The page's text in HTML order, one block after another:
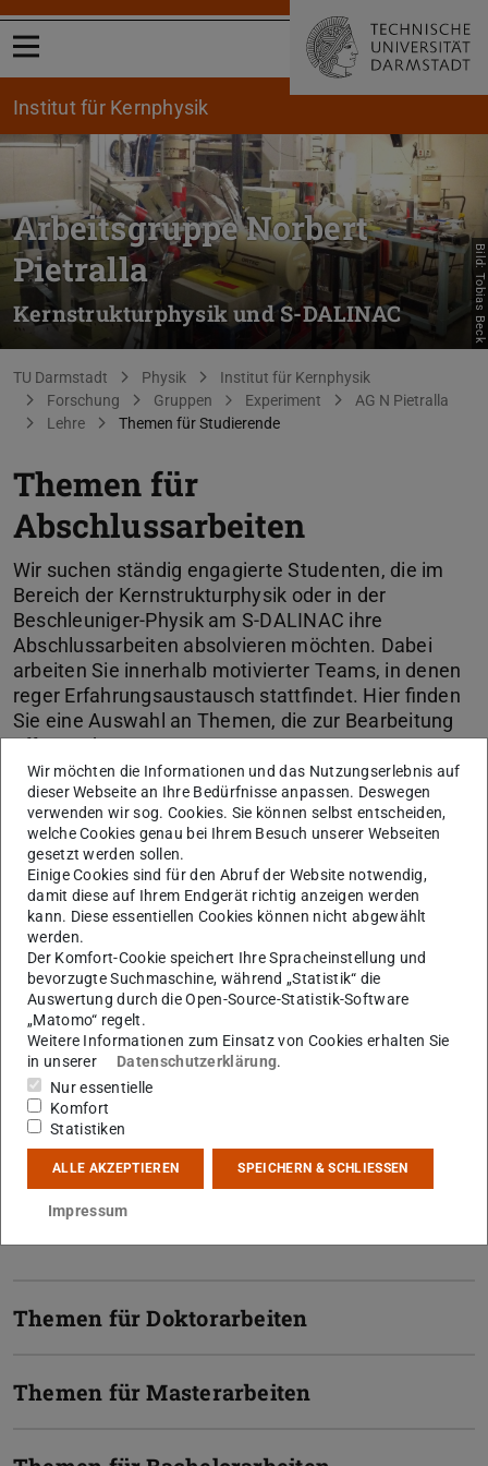
Menü öffnen
Institut für Kernphysik
Arbeitsgruppe Norbert
Pietralla
Kernstrukturphysik und S-DALINAC Bild: Tobias Beck
Sie befinden sich hier:
TU Darmstadt Physik
Institut für Kernphysik
Forschung
Gruppen Experiment
AG N Pietralla
Lehre
Themen für Studierende
Themen für
Abschlussarbeiten
Wir suchen ständig engagierte Studenten, die im
Bereich der Kernstrukturphysik oder in der
Beschleuniger-Physik am S-DALINAC ihre
Abschlussarbeiten absolvieren möchten. Dabei
arbeiten Sie innerhalb motivierter Teams, in denen
reger Erfahrungsaustausch stattfindet. Hier finden
Sie eine Auswahl an Themen, die zur Bearbeitung
offen stehen.
KONTAKT
Nichts für Sie dabei? Kommen Sie gerne persönlich zu
uns und schildern Sie Ihre Interessen. Wir versuchen gerne
mit Ihnen gemeinsam ein Thema zu finden.
Themen für Doktorarbeiten
Themen für Masterarbeiten
Wir möchten die Informationen und das Nutzungserlebnis auf
dieser Webseite an Ihre Bedürfnisse anpassen. Deswegen
verwenden wir sog. Cookies. Sie können selbst entscheiden,
welche Cookies genau bei Ihrem Besuch unserer Webseiten
gesetzt werden sollen.
Einige Cookies sind für den Abruf der Website notwendig,
damit diese auf Ihrem Endgerät richtig anzeigen werden
kann. Diese essentiellen Cookies können nicht abgewählt
werden.
Der Komfort-Cookie speichert Ihre Spracheinstellung und
bevorzugte Suchmaschine, während „Statistik“ die
Auswertung durch die Open-Source-Statistik-Software
„Matomo“ regelt.
Weitere Informationen zum Einsatz von Cookies erhalten Sie
in unserer
Datenschutzerklärung.
Nur essentielle
Komfort
Statistiken
ALLE AKZEPTIEREN SPEICHERN & SCHLIESSEN
Impressum